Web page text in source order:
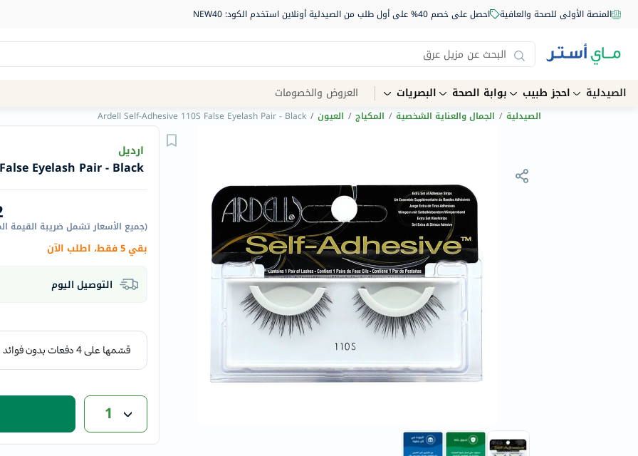
المنصة الأولى للصحة والعافية احصل على خصم 40% على أول طلب من الصيدلية أونلاين استخدم الكود: NEW40
Navigation
الصيدلية
الماركات
Humantara
carroten
betadine
Roche
eucerin
vitabiotics
bioderma
acm
dymatize
الصيدلية احجز طبيب بوابة الصحة البصريات العروض والخصومات
الصيدلية / الجمال والعناية الشخصية / المكياج / العيون /
Ardell Self-Adhesive 110S False Eyelash Pair - Black
ارديل
Eyelash Pair - Black
(جميع الأسعار تشمل ضريبة القيمة
بقي 5 فقط، اطلب الآن
التوصيل اليوم
1